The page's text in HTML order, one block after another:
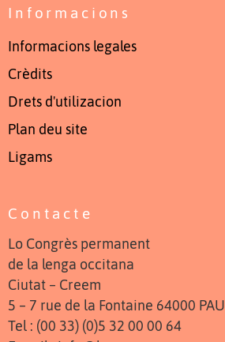
Informacions
Informacions legales
Crèdits
Drets d'utilizacion
Plan deu site
Ligams
Contacte
Lo Congrès permanent
de la lenga occitana
Ciutat – Creem
5 – 7 rue de la Fontaine 64000 PAU
Tel : (00 33) (0)5 32 00 00 64